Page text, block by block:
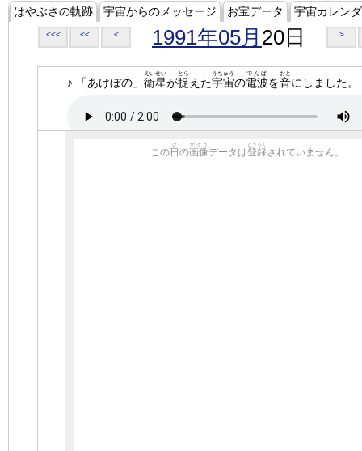
はやぶさの軌跡 宇宙からのメッセージ お宝データ 宇宙カレン
<<< << < 1991年05月 20日 >
♪ 「あけぼの」 衛星
えいせい
が捉
とら
えた宇宙
うちゅう
の電波
でんぱ
を音
おと
にしました。
この 日
ひ
の画像
がぞう
データは登録
とうろく
されていません。